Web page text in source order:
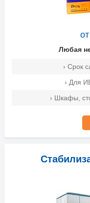
от
Любая
› Срок
› Для
› Шкафы,